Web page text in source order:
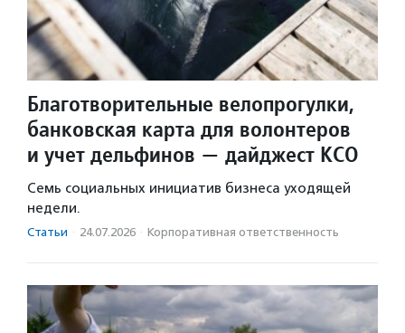
Благотворительные велопрогулки,
банковская карта для волонтеров
и учет дельфинов — дайджест КСО
Семь социальных инициатив бизнеса уходящей
недели.
Статьи · 24.07.2026 · Корпоративная ответственность